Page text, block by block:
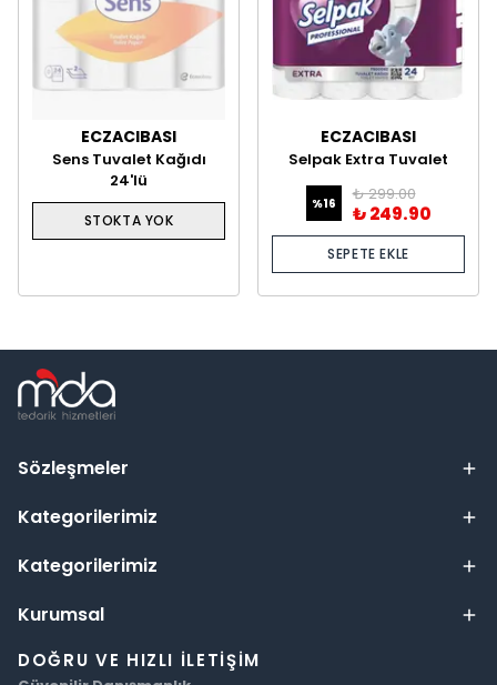
ECZACIBASI
Sens Tuvalet Kağıdı
24'lü
STOKTA YOK
ECZACIBASI
Selpak Extra Tuvalet
Kağıdı 24'lü
%16 ₺ 299.00
₺ 249.90
SEPETE EKLE
Sözleşmeler
Kategorilerimiz
Kategorilerimiz
Kurumsal
DOĞRU VE HIZLI İLETIŞIM